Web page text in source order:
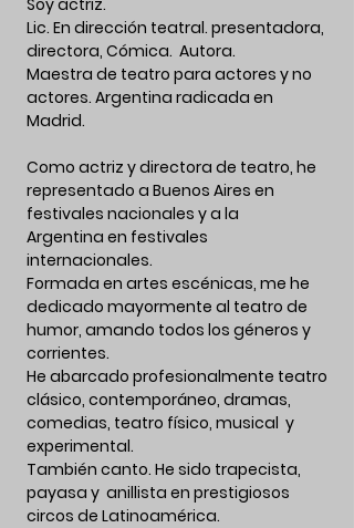
Soy actriz.
Lic. En dirección teatral. presentadora,
directora, Cómica. Autora.
Maestra de teatro para actores y no
actores. Argentina radicada en
Madrid.
Como actriz y directora de teatro, he
representado a Buenos Aires en
festivales nacionales y a la
Argentina en festivales
internacionales.
Formada en artes escénicas, me he
dedicado mayormente al teatro de
humor, amando todos los géneros y
corrientes.
He abarcado profesionalmente teatro
clásico, contemporáneo, dramas,
comedias, teatro físico, musical y
experimental.
También canto. He sido trapecista,
payasa y anillista en prestigiosos
circos de Latinoamérica.